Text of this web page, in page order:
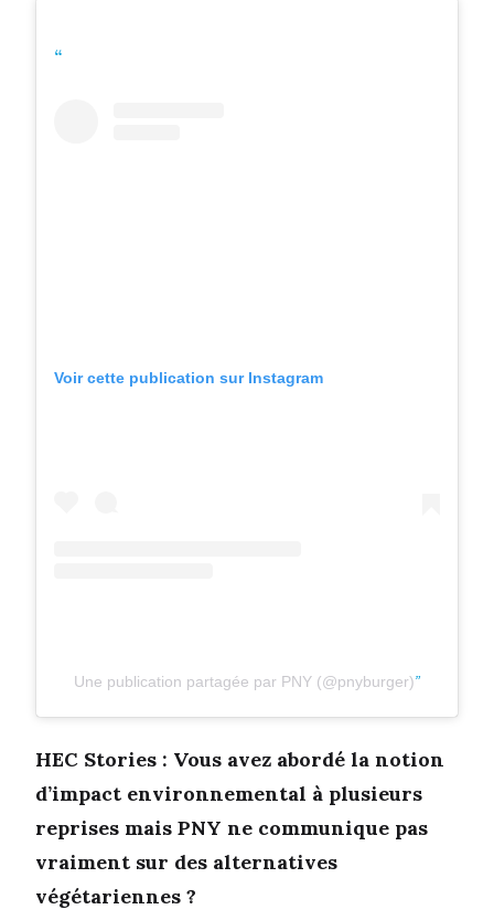
Voir cette publication sur Instagram
Une publication partagée par PNY (@pnyburger)
HEC Stories : Vous avez abordé la notion
d’impact environnemental à plusieurs
reprises mais PNY ne communique pas
vraiment sur des alternatives
végétariennes ?